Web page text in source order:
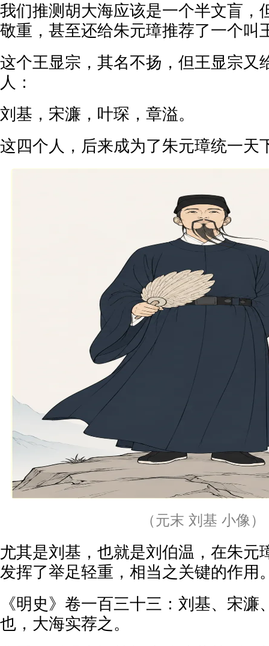
我们推测胡大海应该是一个半文盲，
敬重，甚至还给朱元璋推荐了一个叫
这个王显宗，其名不扬，但王显宗又
人：
刘基，宋濂，叶琛，章溢。
这四个人，后来成为了朱元璋统一天
（元末 刘基 小像）
尤其是刘基，也就是刘伯温，在朱元
发挥了举足轻重，相当之关键的作用
《明史》卷一百三十三：刘基、宋
也，大海实荐之。